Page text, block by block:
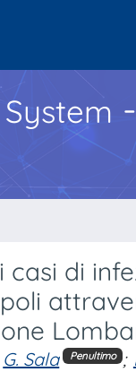
di
G. Sala Penultimo ;